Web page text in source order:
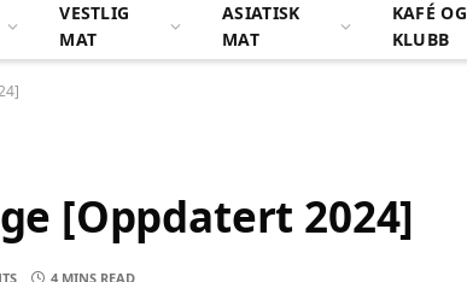
VESTLIG
MAT
ASIATISK
MAT
KAFÉ OG
KLUBB
[Oppdatert 2024]
4 MINS READ